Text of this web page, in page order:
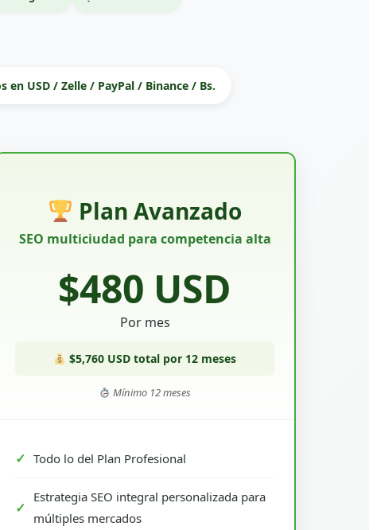
en USD / Zelle / PayPal / Binance / Bs.
Plan Avanzado
SEO multiciudad para competencia alta
$480 USD
Por mes
$5,760 USD total por 12 meses
Mínimo 12 meses
Todo lo del Plan Profesional
Estrategia SEO integral personalizada para
múltiples mercados